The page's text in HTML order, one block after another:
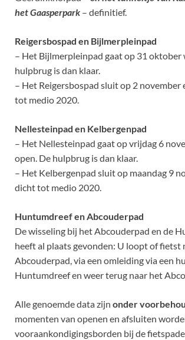
het Gaasperpark – definitief.
Reigersbospad en Bijlmerpleinpad
– Het Bijlmerpleinpad gaat op 31 oktober
hulpbrug is dan klaar.
– Het Reigersbospad sluit op 2
tot medio 2020.
Nellesteinpad en Kelbergenpad
– Het Nellesteinpad gaat op vrijdag 6
open. De hulpbrug is dan klaar.
– Het Kelbergenpad sluit op maandag 9
dicht tot medio 2020.
Huntumdreef en Abcouderpad
De wisseling bij het Abcouderpad en de
heeft al plaats gevonden: U loopt of fietst
Abcouderpad, via een omleiding via een
Huntumdreef en weer terug naar het
Alle genoemde data zijn onder
momenten van openen en afsluiten
vooraankondigingsborden bij de